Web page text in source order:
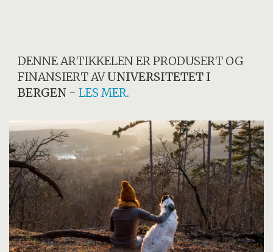
DENNE ARTIKKELEN ER PRODUSERT OG
FINANSIERT AVUNIVERSITETET I
BERGEN -LES MER.